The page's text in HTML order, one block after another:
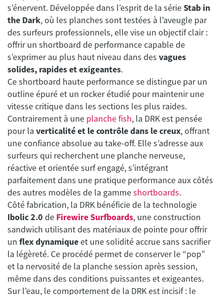
s’énervent. Développée dans l’esprit de la sérieStab in
the Dark, où les planches sont testées à l’aveugle par
des surfeurs professionnels, elle vise un objectif clair :
offrir un shortboard de performance capable de
s’exprimer au plus haut niveau dans des vagues
solides, rapides et exigeantes.
Ce shortboard haute performance se distingue par un
outline épuré et un rocker étudié pour maintenir une
vitesse critique dans les sections les plus raides.
Contrairement à une planche fish, la DRK est pensée
pour la verticalité et le contrôle dans le creux, offrant
une confiance absolue au take-off. Elle s’adresse aux
surfeurs qui recherchent une planche nerveuse,
réactive et orientée surf engagé, s’intégrant
parfaitement dans une pratique performance aux côtés
des autres modèles de la gammeshortboards.
Côté fabrication, la DRK bénéficie de la technologie
Ibolic 2.0 de Firewire Surfboards, une construction
sandwich utilisant des matériaux de pointe pour offrir
un flex dynamiqueet une solidité accrue sans sacrifier
la légèreté. Ce procédé permet de conserver le “pop”
et la nervosité de la planche session après session,
même dans des conditions puissantes et exigeantes.
Sur l’eau, le comportement de la DRK est incisif : le